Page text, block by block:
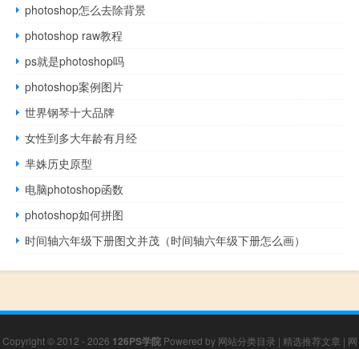
photoshop怎么去除背景
photoshop raw教程
ps就是photoshop吗
photoshop案例图片
世界钢琴十大品牌
女性到多大年龄有月经
芈姝历史原型
电脑photoshop函数
photoshop如何拼图
时间轴六年级下册图文并茂（时间轴六年级下册怎么画）
Copyright © 2012 - 2026 126PS学院Powered by 网站分类目录 | 精选推荐文章 | 网